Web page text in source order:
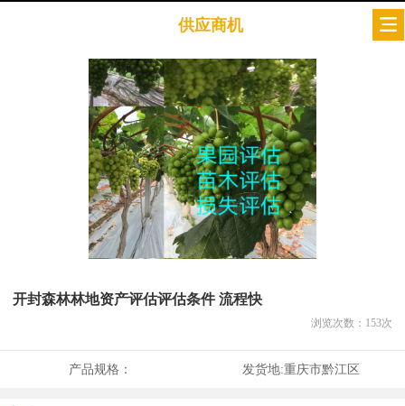
供应商机
开封森林林地资产评估评估条件 流程快
浏览次数： 153次
产品规格： 发货地:重庆市黔江区